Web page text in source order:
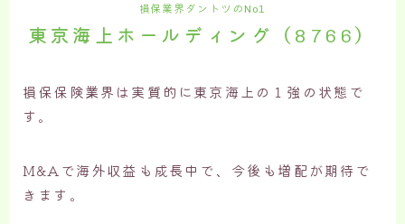
損保業界ダントツのNo1
東京海上ホールディング（8766）
損保保険業界は実質的に東京海上の１強の状態で
す。
M&Aで海外収益も成長中で、今後も増配が期待で
きます。